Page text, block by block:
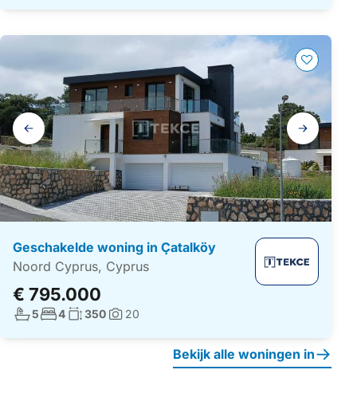
Galerij
navigatie
Geschakelde woning in Çatalköy
Noord Cyprus, Cyprus
€ 795.000
Aantal badkamers:
5Aantal slaapkamers:
4Woonoppervlakte:
350Foto's:
20
Bekijk alle woningen in